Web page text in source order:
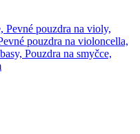
Pevné pouzdra na violy,
pouzdra na violoncella,
Pouzdra na smyčce,